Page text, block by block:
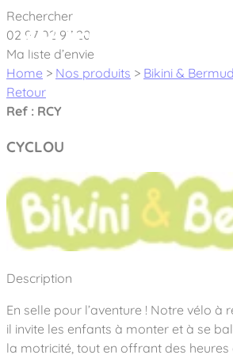
Cookies management panel
Créateur et fabricant
Nos dernières actualités
À propos
Nos Garanties
Notre concept
Aires de jeux Bikini &
Tous nos jeux
Jeux inclusifs
Sport & Fitness Sport&Co®
Agrès fitness
Mobilier & accessoires
Rechercher
02 97 02 97 20
Ma liste d’envie
Home > Nos produits > Bikini &
Retour
Ref : RCY
CYCLOU
Description
En selle pour l’aventure ! Notre vélo
il invite les enfants à monter et à se
la motricité, tout en offrant des heures